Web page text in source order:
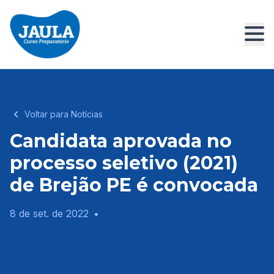
Voltar para Notícias
Candidata aprovada no
processo seletivo (2021)
de Brejão PE é convocada
8 de set. de 2022 •